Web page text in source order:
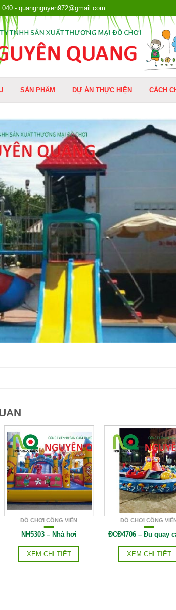
- quangnguyen972@gmail.com
SẢN PHẨM DỰ ÁN THỰC HIỆN CÁCH
ĐỒ CHƠI CÔNG VIÊN
NH5303 – Nhà hơi
XEM CHI TIẾT
ĐỒ CHƠI CÔNG
ĐCĐ4706 – Đu quay
XEM CHI TIẾT